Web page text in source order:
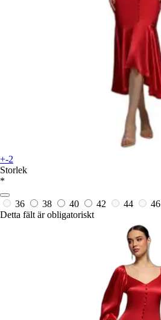
+-2
Storlek
*
36 38 40 42 44
46
Detta fält är obligatoriskt